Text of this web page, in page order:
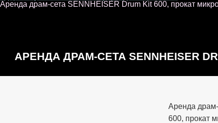
Аренда драм-сета SENNHEISER Drum Kit 600, прокат
АРЕНДА ДРАМ-СЕТА SENNHEISER
Аренда
600, прокат